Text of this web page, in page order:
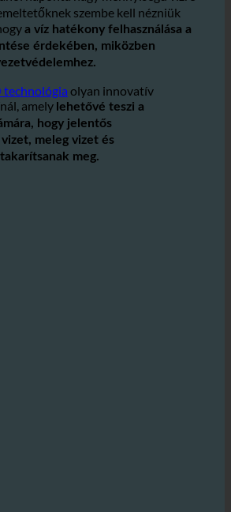
naponta nagy mennyiségű vízre
szembe kell nézniük
a víz hatékony felhasználása a
érdekében, miközben
olyan innovatív
amelylehetővé teszi a
hogy jelentős
meleg vizet és